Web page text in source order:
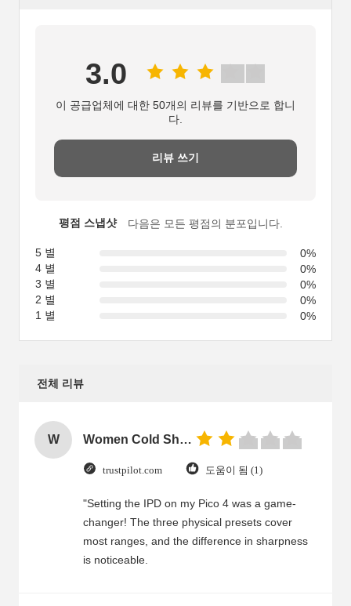
3.0
이 공급업체에 대한 50개의 리뷰를 기반으로 합니
다.
리뷰 쓰기
평점 스냅샷 다음은 모든 평점의 분포입니다.
5 별
0%
4 별
0%
3 별
0%
2 별
0%
1 별
0%
전체 리뷰
W Women Cold Shoulder V Neck Rayon Blouse
trustpilot.com 도움이 됨 (1)
"Setting the IPD on my Pico 4 was a game-
changer! The three physical presets cover
most ranges, and the difference in sharpness
is noticeable.